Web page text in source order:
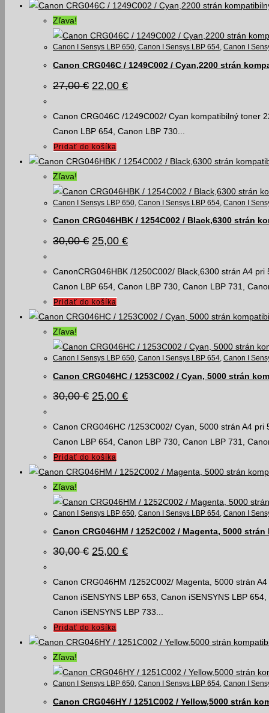
Zľava!
Canon I Sensys LBP 650, Canon I Sensys LBP 654, Canon I
Canon CRG046C / 1249C002 / Cyan,2200 strán
27,00€ Pôvodná
cena
27,00 €.
22,00 €Aktuálna
cena
22,00 €.
Canon CRG046C /1249C002/ Cyan kompatibilný toner
Canon LBP 654, Canon LBP 730...
Pridať do košíka
Zľava!
Canon I Sensys LBP 650 Canon I Sensys LBP 654 Canon I
Canon CRG046HBK / 1254C002 / Black,6300 strán
30,00€ Pôvodná
cena
30,00 €.
25,00 €Aktuálna
cena
25,00 €.
CanonCRG046HBK /1250C002/ Black,6300 strán A4
Canon LBP 654, Canon LBP 730, Canon LBP 731,
Pridať do košíka
Zľava!
Canon I Sensys LBP 650, Canon I Sensys LBP 654, Canon I
Canon CRG046HC / 1253C002 / Cyan, 5000 strán
30,00€ Pôvodná
30,00 €.
25,00 €Aktuálna
25,00 €.
Canon CRG046HC /1253C002/ Cyan, 5000 strán A4
Canon LBP 654, Canon LBP 730, Canon LBP
Pridať do košíka
Zľava!
Canon I Sensys LBP 650, Canon I Sensys LBP 654, Canon I
Canon CRG046HM / 1252C002 / Magenta, 5000
30,00€ Pôvodná
30,00 €.
25,00 €Aktuálna
25,00 €.
Canon CRG046HM /1252C002/ Magenta, 5000 strán
Canon iSENSYNS LBP 653, Canon iSENSYNS LBP
Canon iSENSYNS LBP 733...
Pridať do košíka
Zľava!
Canon I Sensys LBP 650, Canon I Sensys LBP 654, Canon I
Canon CRG046HY / 1251C002 / Yellow,5000 strán